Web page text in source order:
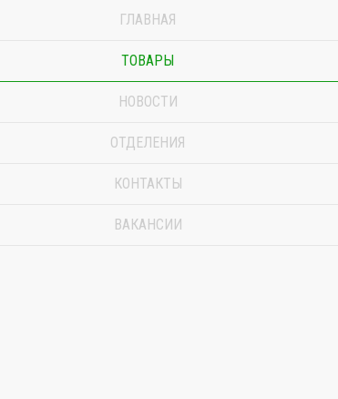
ГЛАВНАЯ
ТОВАРЫ
НОВОСТИ
ОТДЕЛЕНИЯ
КОНТАКТЫ
ВАКАНСИИ